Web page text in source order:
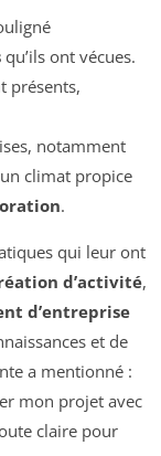
qu’ils ont vécues.
présents,
notamment
climat propice
.
qui leur ont
d’activité,
d’entreprise
et de
a mentionné :
mon projet avec
claire pour